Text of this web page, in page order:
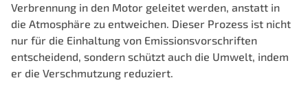
Verbrennung in den Motor geleitet werden, anstatt in
die Atmosphäre zu entweichen. Dieser Prozess ist nicht
nur für die Einhaltung von Emissionsvorschriften
entscheidend, sondern schützt auch die Umwelt, indem
er die Verschmutzung reduziert.